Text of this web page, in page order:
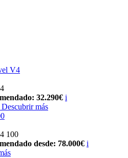
V4
32.290€ i
Descubrir más
100
desde: 78.000€ i